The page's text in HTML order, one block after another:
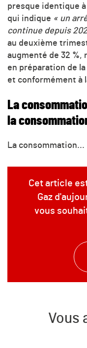
presque identique
qui indique « un
continue depuis
au deuxième
augmenté de 32
en préparation de
et conformément à
La
la
La consommation...
Cet article
Gaz
vous
Vous